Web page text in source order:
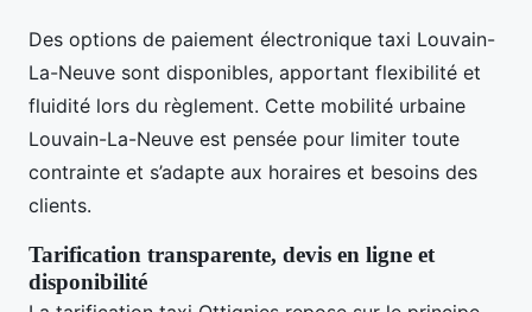
Des options de paiement électronique taxi Louvain-
La-Neuve sont disponibles, apportant flexibilité et
fluidité lors du règlement. Cette mobilité urbaine
Louvain-La-Neuve est pensée pour limiter toute
contrainte et s’adapte aux horaires et besoins des
clients.
Tarification transparente, devis en ligne et
disponibilité